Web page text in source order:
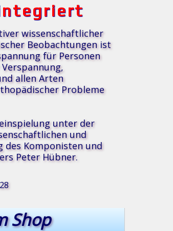
wissenschaftlicher
Beobachtungen ist
für Personen
allen Arten
Probleme
unter der
und
des Komponisten und
Peter Hübner.
Shop